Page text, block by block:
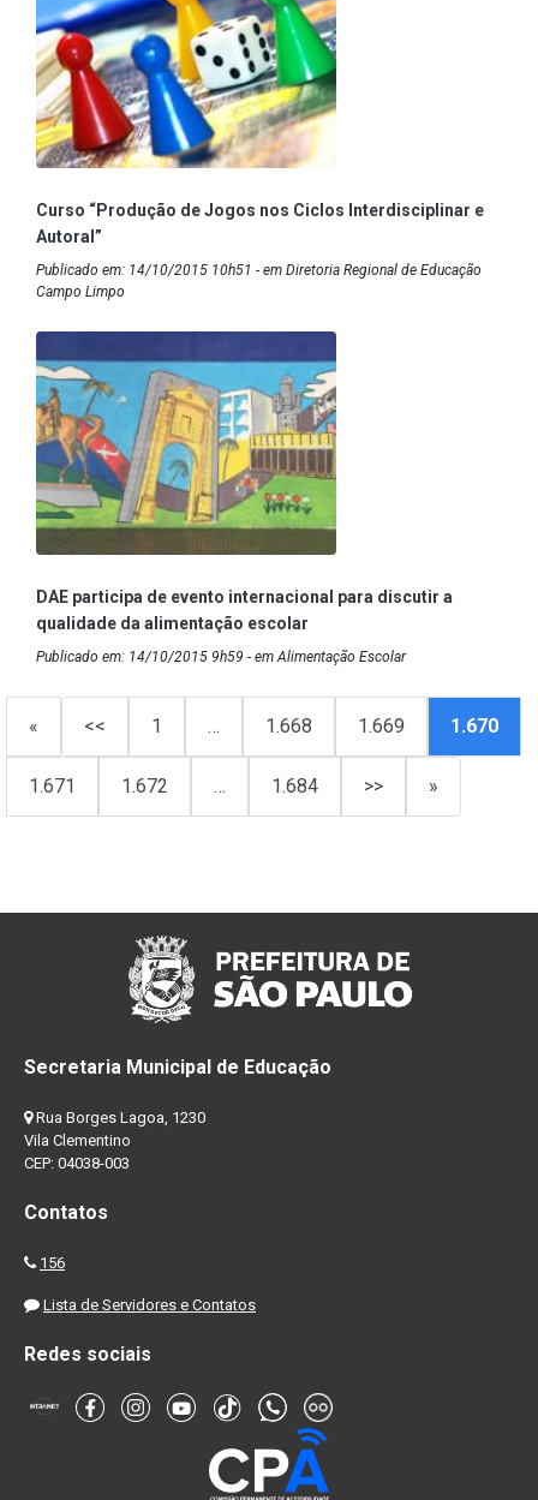
Curso “Produção de Jogos nos Ciclos Interdisciplinar e
Autoral”
Publicado em: 14/10/2015 10h51 - em Diretoria Regional de Educação
Campo Limpo
DAE participa de evento internacional para discutir a
qualidade da alimentação escolar
Publicado em: 14/10/2015 9h59 - em Alimentação Escolar
« << 1 … 1.668 1.669 1.670
1.671 1.672 … 1.684 >> »
Secretaria Municipal de Educação
Rua Borges Lagoa, 1230
Vila Clementino
CEP: 04038-003
Contatos
156
Lista de Servidores e Contatos
Redes sociais